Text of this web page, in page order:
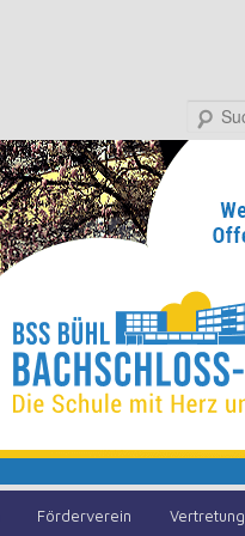
Förderverein Vertretung